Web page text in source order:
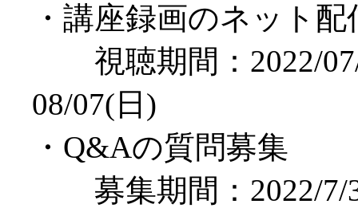
・講座録画のネット配
視聴期間：2022/
08/07(日)
・Q&Aの質問募集
募集期間：2022/7/